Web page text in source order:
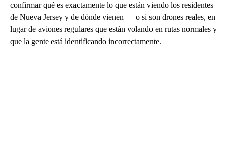
confirmar qué es exactamente lo que están viendo los residentes
de Nueva Jersey y de dónde vienen — o si son drones reales, en
lugar de aviones regulares que están volando en rutas normales y
que la gente está identificando incorrectamente.